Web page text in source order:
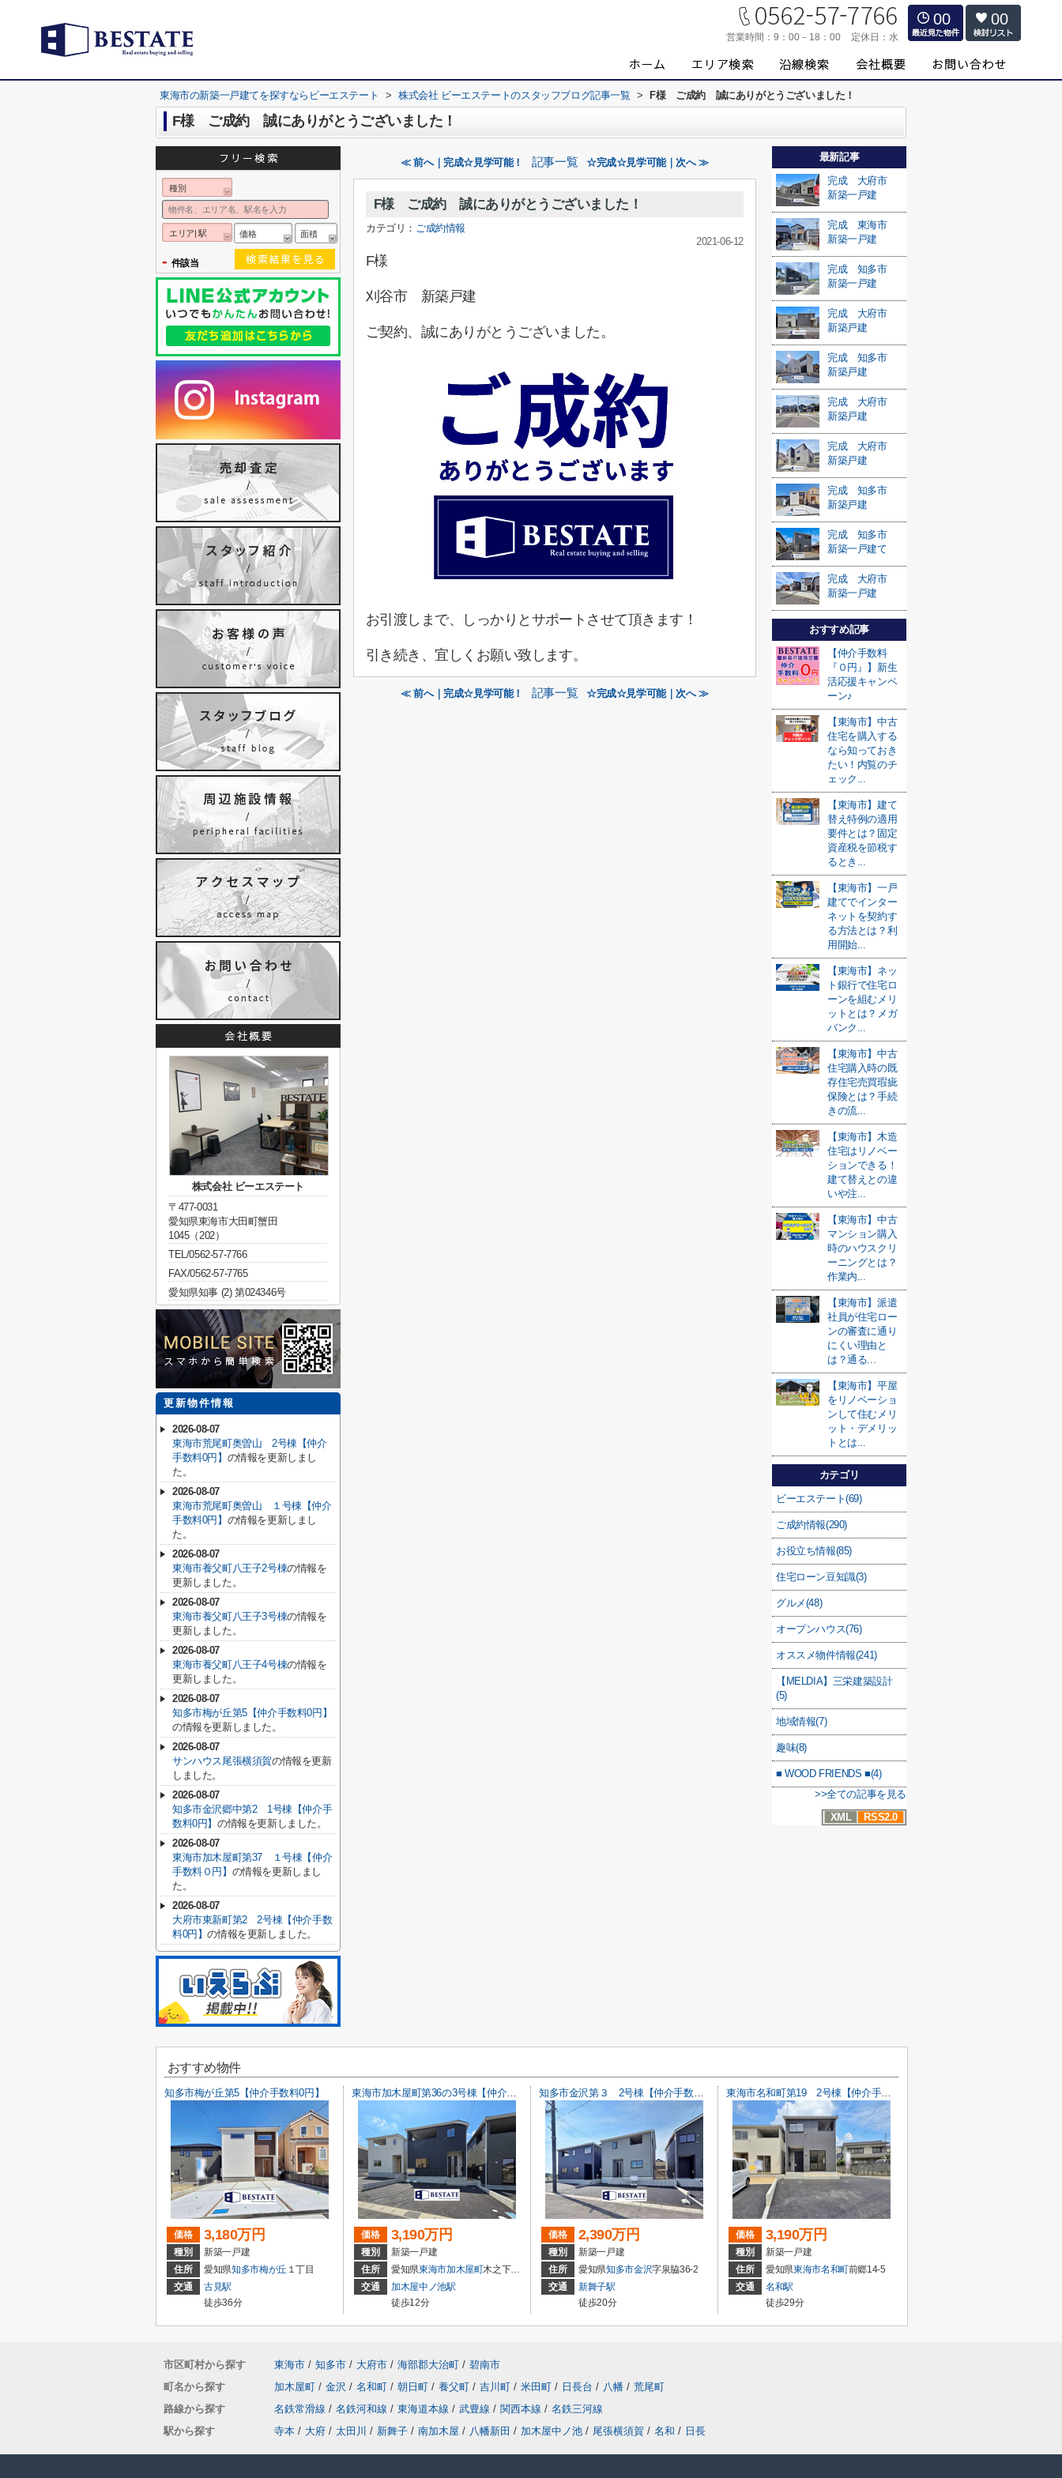
営業時間： 9：00－18：00 定休日： 水
00 00
東海市の新築一戸建てを探すならビーエステート > 株式会社 ビーエステートのスタッフブログ記事一覧 > F様 ご成約 誠にありがとうございました！
F様 ご成約 誠にありがとうございました！
≪ 前へ｜完成☆見学可能！ 記事一覧 ☆完成☆見学可能｜次へ ≫
F様 ご成約 誠にありがとうございました！
カテゴリ： ご成約情報
2021-06-12
F様
刈谷市 新築戸建
ご契約、誠にありがとうございました。
お引渡しまで、しっかりとサポートさせて頂きます！
引き続き、宜しくお願い致します。
≪ 前へ｜完成☆見学可能！ 記事一覧 ☆完成☆見学可能｜次へ ≫
最新記事
完成 大府市
新築一戸建
完成 東海市
新築一戸建
完成 知多市
新築一戸建
完成 大府市
新築戸建
完成 知多市
新築戸建
完成 大府市
新築戸建
完成 大府市
新築戸建
完成 知多市
新築戸建
完成 知多市
新築一戸建て
完成 大府市
新築一戸建
おすすめ記事
【仲介手数料
『０円』】新生
活応援キャンペ
ーン♪
【東海市】中古
住宅を購入する
なら知っておき
たい！内覧のチ
ェック...
【東海市】建て
替え特例の適用
要件とは？固定
資産税を節税す
るとき...
【東海市】一戸
建てでインター
ネットを契約す
る方法とは？利
用開始...
【東海市】ネッ
ト銀行で住宅ロ
ーンを組むメリ
ットとは？メガ
バンク...
【東海市】中古
住宅購入時の既
存住宅売買瑕疵
保険とは？手続
きの流...
【東海市】木造
住宅はリノベー
ションできる！
建て替えとの違
いや注...
【東海市】中古
マンション購入
時のハウスクリ
ーニングとは？
作業内...
【東海市】派遣
社員が住宅ロー
ンの審査に通り
にくい理由と
は？通る...
【東海市】平屋
をリノベーショ
ンして住むメリ
ット・デメリッ
トとは...
カテゴリ
ビーエステート(69)
ご成約情報(290)
お役立ち情報(85)
住宅ローン豆知識(3)
グルメ(48)
オープンハウス(76)
オススメ物件情報(241)
【MELDIA】三栄建築設計
(5)
地域情報(7)
趣味(8)
■ WOOD FRIENDS ■(4)
>>全ての記事を見る
XML
RSS2.0
種別
エリア| 駅 価格 面積
- 件該当
株式会社 ビーエステート
〒477-0031
愛知県東海市大田町蟹田
1045（202）
TEL/0562-57-7766
FAX/0562-57-7765
愛知県知事 (2) 第024346号
更新物件情報
2026-08-07
東海市荒尾町奥曽山 2号棟【仲介
手数料0円】 の情報を更新しまし
た。
2026-08-07
東海市荒尾町奥曽山 １号棟【仲介
手数料0円】 の情報を更新しまし
た。
2026-08-07
東海市養父町八王子2号棟の情報を
更新しました。
2026-08-07
東海市養父町八王子3号棟の情報を
更新しました。
2026-08-07
東海市養父町八王子4号棟の情報を
更新しました。
2026-08-07
知多市梅が丘第5【仲介手数料0円】
の情報を更新しました。
2026-08-07
サンハウス尾張横須賀の情報を更新
しました。
2026-08-07
知多市金沢郷中第2 1号棟【仲介手
数料0円】の情報を更新しました。
2026-08-07
東海市加木屋町第37 １号棟【仲介
手数料０円】 の情報を更新しまし
た。
2026-08-07
大府市東新町第2 2号棟【仲介手数
料0円】の情報を更新しました。
おすすめ物件
知多市梅が丘第5【仲介手数料0円】
価格 3,180万円
種別
新築一戸建
住所
愛知県知多市梅が丘 １丁目
交通
古見駅
徒歩36分
東海市加木屋町第36の3号棟【仲介手数料0円】
価格 3,190万円
種別
新築一戸建
住所
愛知県東海市加木屋町木之下152
交通
加木屋中ノ池駅
徒歩12分
知多市金沢第３ 2号棟【仲介手数料0円】
価格 2,390万円
種別
新築一戸建
住所
愛知県知多市金沢字泉脇36-2
交通
新舞子駅
徒歩20分
東海市名和町第19 2号棟【仲介手数料0円】
価格 3,190万円
種別
新築一戸建
住所
愛知県東海市名和町前郷14-5
交通
名和駅
徒歩29分
市区町村から探す 東海市 / 知多市 / 大府市 / 海部郡大治町 / 碧南市
町名から探す
加木屋町 / 金沢 / 名和町 / 朝日町 / 養父町 / 吉川町 / 米田町 / 日長台 / 八幡 / 荒尾町
路線から探す
名鉄常滑線 / 名鉄河和線 / 東海道本線 / 武豊線 / 関西本線 / 名鉄三河線
駅から探す
寺本 / 大府 / 太田川 / 新舞子 / 南加木屋 / 八幡新田 / 加木屋中ノ池 / 尾張横須賀 / 名和 / 日長